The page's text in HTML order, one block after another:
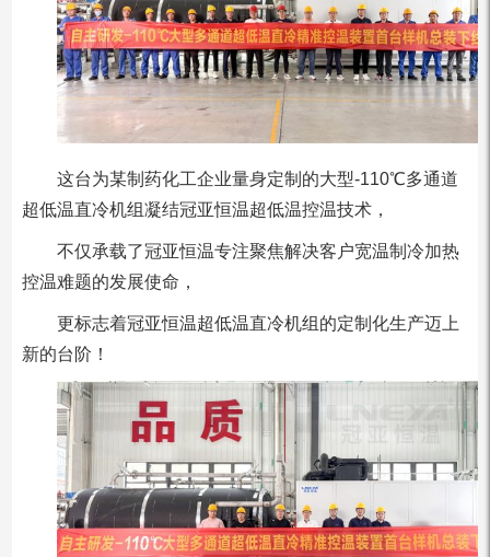
这台为某制药化工企业量身定制的大型-110℃多通道
超低温直冷机组凝结冠亚恒温超低温控温技术，
不仅承载了冠亚恒温专注聚焦解决客户宽温制冷加热
控温难题的发展使命，
更标志着冠亚恒温超低温直冷机组的定制化生产迈上
新的台阶！